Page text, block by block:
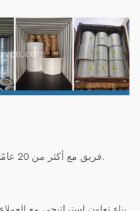
--- فريق مع أكثر من 20 عامًا من الخبرة في صناعة منتجات النظافة.